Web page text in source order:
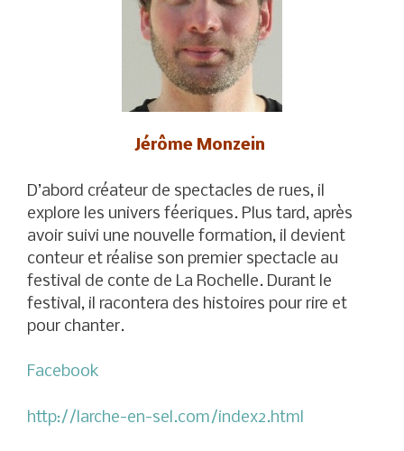
Jérôme Monzein
D’abord créateur de spectacles de rues, il
explore les univers féeriques. Plus tard, après
avoir suivi une nouvelle formation, il devient
conteur et réalise son premier spectacle au
festival de conte de La Rochelle. Durant le
festival, il racontera des histoires pour rire et
pour chanter.
Facebook
http://larche-en-sel.com/index2.html